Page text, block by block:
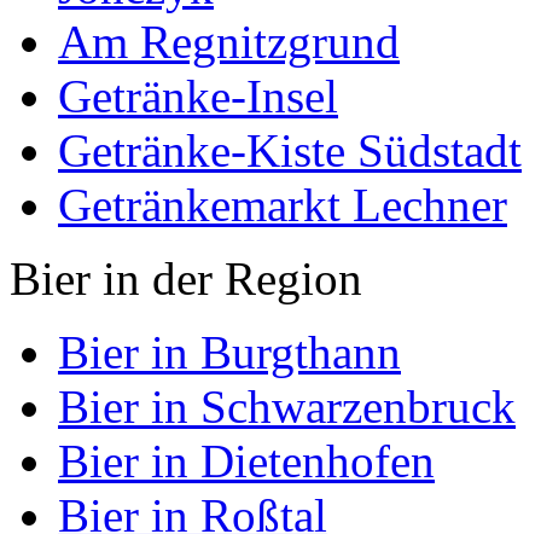
Am Regnitzgrund
Getränke-Insel
Getränke-Kiste Südstadt
Getränkemarkt Lechner
Bier in der Region
Bier in Burgthann
Bier in Schwarzenbruck
Bier in Dietenhofen
Bier in Roßtal